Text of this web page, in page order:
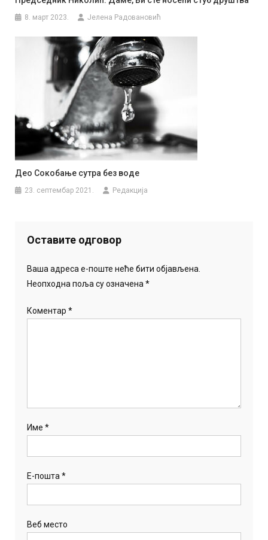
8. март 2023. Јелена Радовановић
Део Сокобање сутра без воде
23. септембар 2021. Редакција
Оставите одговор
Ваша адреса е-поште неће бити објављена.
Неопходна поља су означена*
Коментар*
Име*
Е-пошта*
Веб место